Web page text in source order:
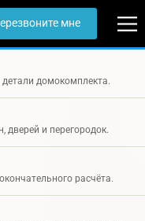
мне
домокомплекта.
дверей и перегородок.
расчёта.